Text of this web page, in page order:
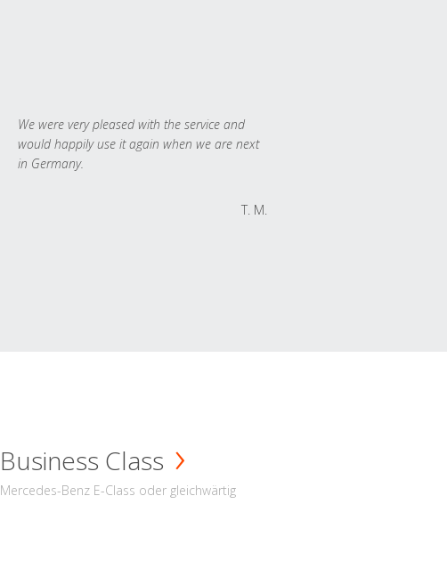
We were very pleased with the service and
would happily use it again when we are next
in Germany.
T. M.
Business Class
Mercedes-Benz E-Class oder gleichwärtig